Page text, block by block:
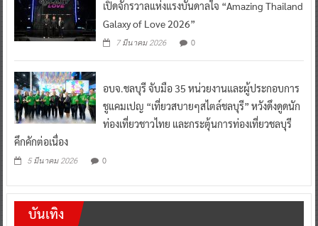
เปิดจักรวาลแห่งแรงบันดาลใจ “Amazing Thailand
Galaxy of Love 2026”
7 มีนาคม 2026 0
อบจ.ชลบุรี จับมือ 35 หน่วยงานและผู้ประกอบการ
ชูแคมเปญ “เที่ยวสบายๆสไตล์ชลบุรี” หวังดึงดูดนัก
ท่องเที่ยวชาวไทย และกระตุ้นการท่องเที่ยวชลบุรี
คึกคักต่อเนื่อง
5 มีนาคม 2026 0
บันเทิง